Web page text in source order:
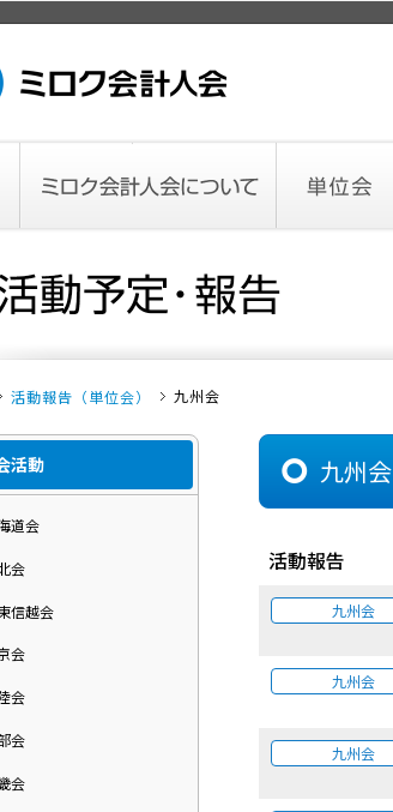
活動報告（単位会） 九州会
活動
道会
会
信越会
会
会
会
会
九州会
活動報告
九州会
九州会
九州会